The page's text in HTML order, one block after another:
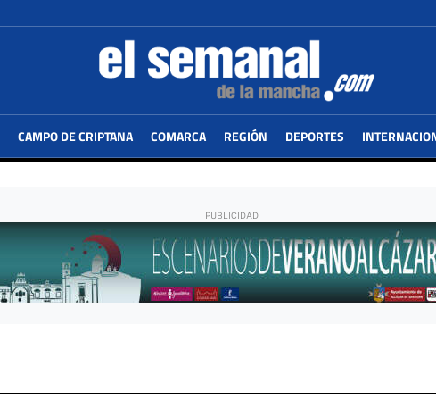
CAMPO DE CRIPTANA COMARCA REGIÓN DEPORTES